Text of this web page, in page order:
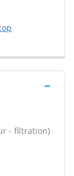
- filtration)